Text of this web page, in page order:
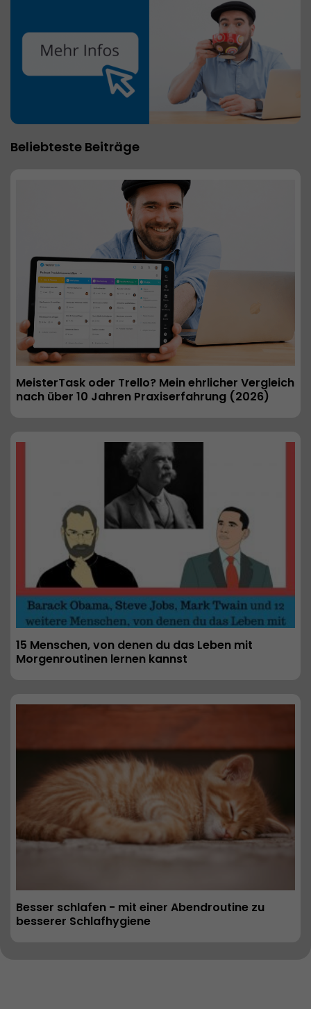
Beliebteste Beiträge
MeisterTask oder Trello? Mein ehrlicher Vergleich
nach über 10 Jahren Praxiserfahrung (2026)
15 Menschen, von denen du das Leben mit
Morgenroutinen lernen kannst
Besser schlafen - mit einer Abendroutine zu
besserer Schlafhygiene